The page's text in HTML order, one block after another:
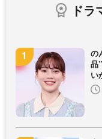
ド
の
品
い